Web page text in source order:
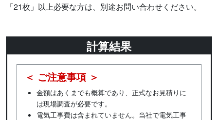
「21枚」以上必要な方は、別途お問い合わせください。
計算結果
＜ ご注意事項 ＞
金額はあくまでも概算であり、正式なお見積りに
は現場調査が必要です。
電気工事費は含まれていません。当社で電気工事